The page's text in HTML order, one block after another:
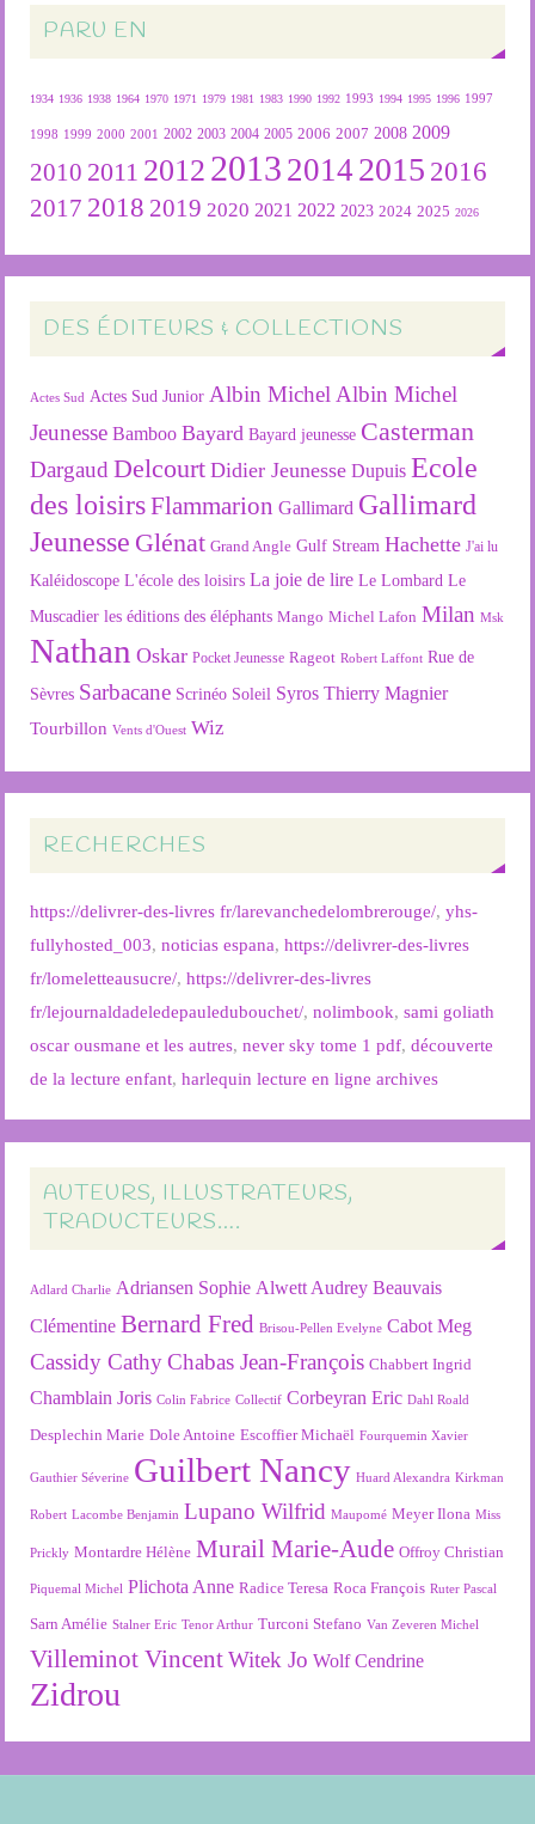
PARU EN
1934 1936 1938 1964 1970 1971 1979 1981 1983 1990 1992 1993 1994 1995 1996 1997
1998 1999 2000 2001 2002 2003 2004 2005 2006 2007 2008 2009
2010 2011 2012 2013 2014 2015 2016
2017 2018 2019 2020 2021 2022 2023 2024 2025 2026
DES ÉDITEURS & COLLECTIONS
Actes Sud Actes Sud Junior Albin Michel Albin Michel
Jeunesse Bamboo Bayard Bayard jeunesse Casterman
Dargaud Delcourt Didier Jeunesse Dupuis Ecole
des loisirsFlammarion Gallimard Gallimard
Jeunesse Glénat Grand Angle Gulf Stream Hachette J'ai lu
Kaléidoscope L'école des loisirs La joie de lire Le Lombard Le
Muscadier les éditions des éléphants Mango Michel Lafon Milan Msk
Nathan Oskar Pocket Jeunesse Rageot Robert Laffont Rue de
Sèvres Sarbacane Scrinéo Soleil Syros Thierry Magnier
Tourbillon Vents d'Ouest Wiz
RECHERCHES
https://delivrer-des-livres fr/larevanchedelombrerouge/,yhs-
fullyhosted_003,noticias espana,https://delivrer-des-livres
fr/lomeletteausucre/,https://delivrer-des-livres
fr/lejournaldadeledepauledubouchet/,nolimbook,sami goliath
oscar ousmane et les autres,never sky tome 1 pdf,découverte
de la lecture enfant,harlequin lecture en ligne archives
AUTEURS, ILLUSTRATEURS,
TRADUCTEURS….
Adlard Charlie Adriansen Sophie Alwett Audrey Beauvais
Clémentine Bernard Fred Brisou-Pellen Evelyne Cabot Meg
Cassidy Cathy Chabas Jean-François Chabbert Ingrid
Chamblain Joris Colin Fabrice Collectif Corbeyran Eric Dahl Roald
Desplechin Marie Dole Antoine Escoffier Michaël Fourquemin Xavier
Gauthier Séverine Guilbert Nancy Huard Alexandra Kirkman
Robert Lacombe Benjamin Lupano Wilfrid Maupomé Meyer Ilona Miss
Prickly Montardre Hélène Murail Marie-Aude Offroy Christian
Piquemal Michel Plichota Anne Radice Teresa Roca François Ruter Pascal
Sarn Amélie Stalner Eric Tenor Arthur Turconi Stefano Van Zeveren Michel
Villeminot Vincent Witek Jo Wolf Cendrine
Zidrou